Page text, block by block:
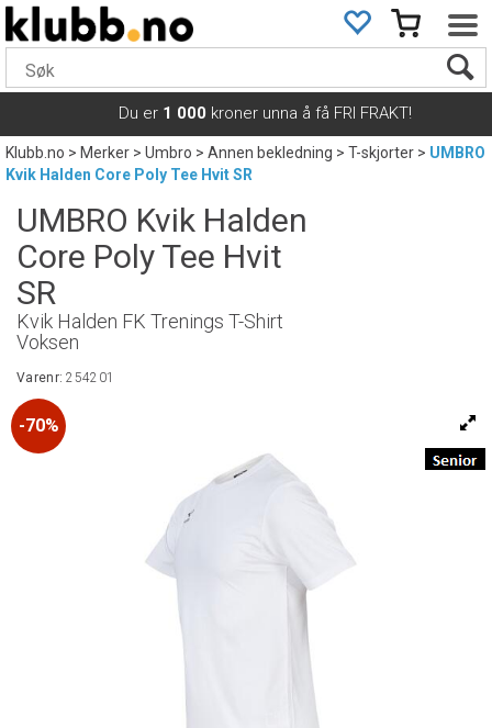
Du er 1 000 kroner unna å få FRI FRAKT!
Klubb.no>Merker>Umbro>Annen bekledning>T-skjorter>UMBRO
Kvik Halden Core Poly Tee Hvit SR
UMBRO Kvik Halden
Core Poly Tee Hvit
SR
Kvik Halden FK Trenings T-Shirt
Voksen
Varenr:254201
70%